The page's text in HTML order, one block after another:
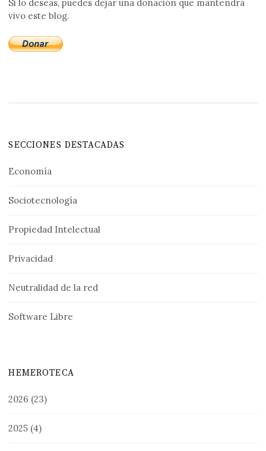
Si lo deseas, puedes dejar una donación que mantendrá
vivo este blog.
SECCIONES DESTACADAS
Economía
Sociotecnología
Propiedad Intelectual
Privacidad
Neutralidad de la red
Software Libre
HEMEROTECA
2026 (23)
2025 (4)